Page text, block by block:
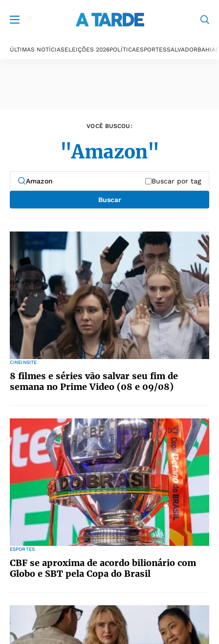
ÚLTIMAS NOTÍCIASELEIÇÕES 2026POLÍTICAESPORTESSALVADORBAHIA
VOCÊ BUSCOU:
"Amazon"
Buscar por tag
Buscar
CINEINSITE
8 filmes e séries vão salvar seu fim de
semana no Prime Video (08 e 09/08)
ESPORTES
CBF se aproxima de acordo bilionário com
Globo e SBT pela Copa do Brasil